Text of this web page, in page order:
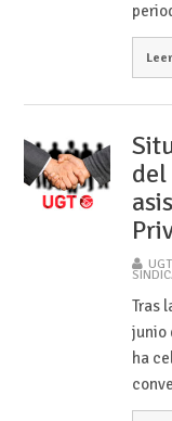
del
Tras
junio
ha